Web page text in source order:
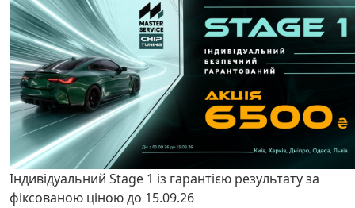
Індивідуальний Stage 1 із гарантією результату за
фіксованою ціною до 15.09.26